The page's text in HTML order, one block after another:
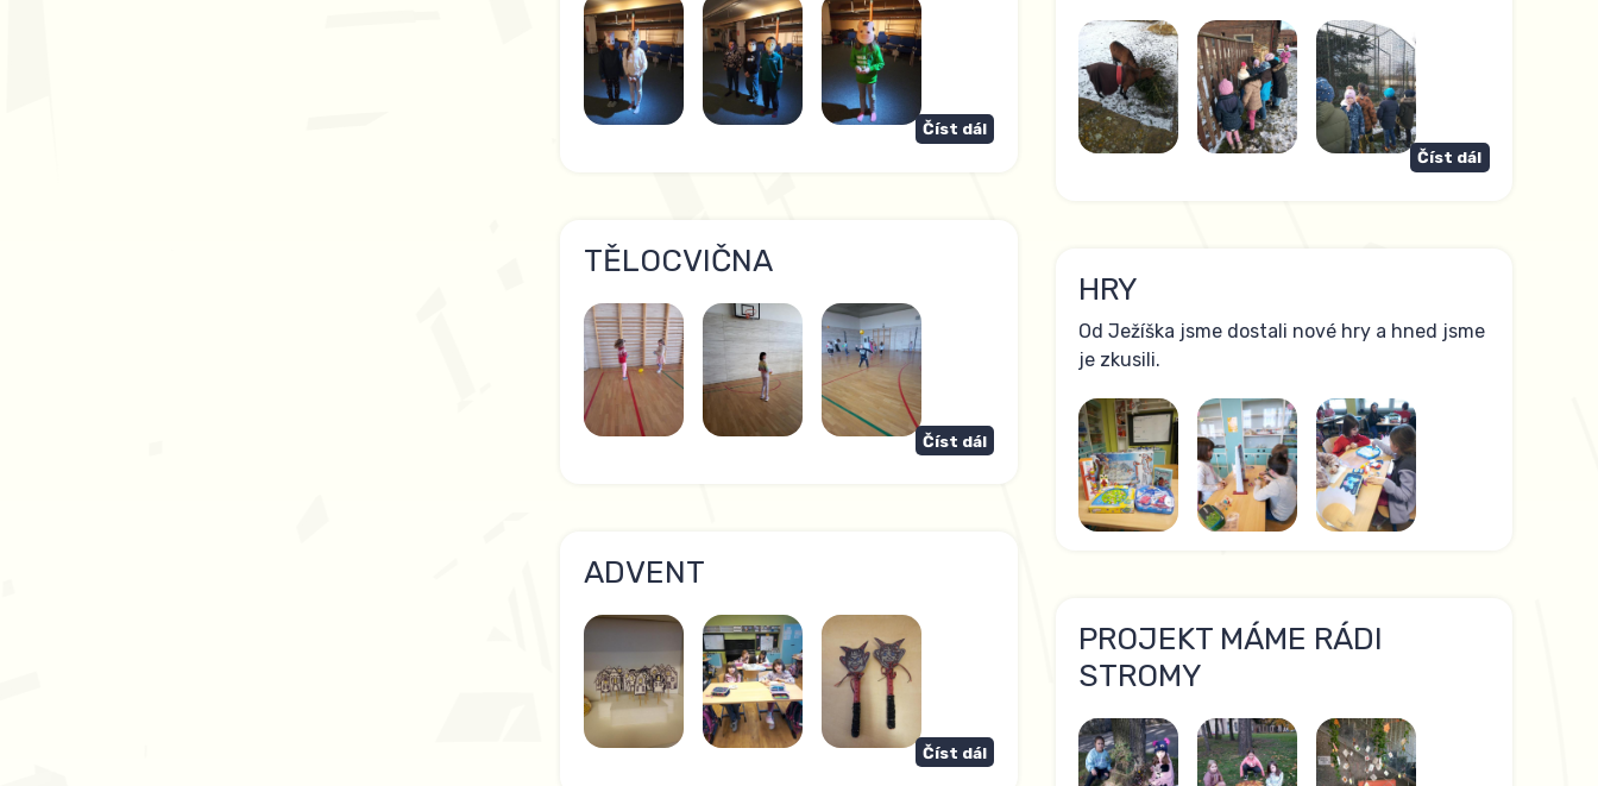
Číst dál
Číst dál
TĚLOCVIČNA
Číst dál
HRY
Od Ježíška jsme dostali nové hry a hned jsme
je zkusili.
ADVENT
Číst dál
PROJEKT MÁME RÁDI
STROMY